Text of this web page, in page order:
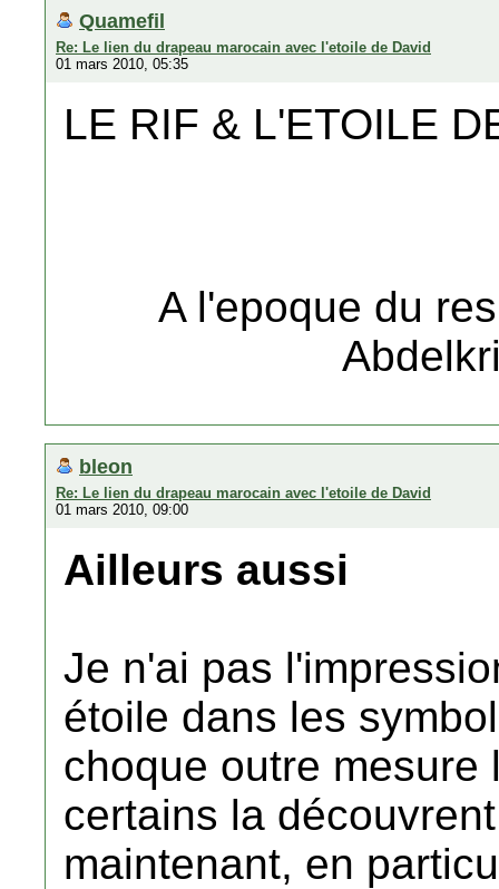
Quamefil
Re: Le lien du drapeau marocain avec l'etoile de David
01 mars 2010, 05:35
LE RIF & L'ETOILE
A l'epoque du
bleon
Re: Le lien du drapeau marocain avec l'etoile de David
01 mars 2010, 09:00
Ailleurs aussi
Je n'ai pas
étoile dans les
choque outre mesure
certains la
maintenant, en